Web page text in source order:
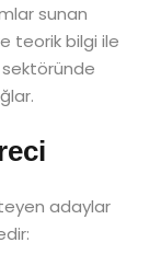
sunan
teorik bilgi ile
adaylar